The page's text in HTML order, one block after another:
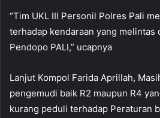
“Tim UKL III Personil Polres Pali
terhadap kendaraan yang melintas
Pendopo PALI,” ucapnya
Lanjut Kompol Farida Aprillah,
pengemudi baik R2 maupun R4
kurang peduli terhadap Peraturan